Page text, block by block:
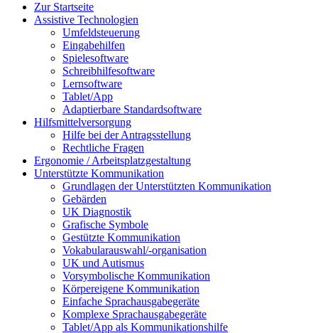
Zur Startseite
Assistive Technologien
Umfeldsteuerung
Eingabehilfen
Spielesoftware
Schreibhilfesoftware
Lernsoftware
Tablet/App
Adaptierbare Standardsoftware
Hilfsmittelversorgung
Hilfe bei der Antragsstellung
Rechtliche Fragen
Ergonomie / Arbeitsplatzgestaltung
Unterstützte Kommunikation
Grundlagen der Unterstützten Kommunikation
Gebärden
UK Diagnostik
Grafische Symbole
Gestützte Kommunikation
Vokabularauswahl/-organisation
UK und Autismus
Vorsymbolische Kommunikation
Körpereigene Kommunikation
Einfache Sprachausgabegeräte
Komplexe Sprachausgabegeräte
Tablet/App als Kommunikationshilfe